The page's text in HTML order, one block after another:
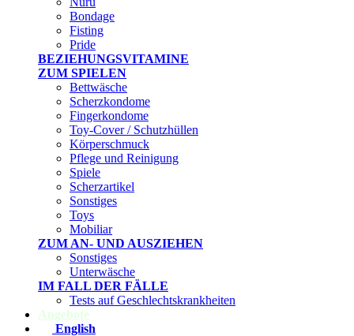
Bondage
Fisting
Pride
BEZIEHUNGSVITAMINE
ZUM SPIELEN
Bettwäsche
Scherzkondome
Fingerkondome
Toy-Cover / Schutzhüllen
Körperschmuck
Pflege und Reinigung
Spiele
Scherzartikel
Sonstiges
Toys
Mobiliar
ZUM AN- UND AUSZIEHEN
Sonstiges
Unterwäsche
IM FALL DER FÄLLE
Tests auf Geschlechtskrankheiten
Angebote
English